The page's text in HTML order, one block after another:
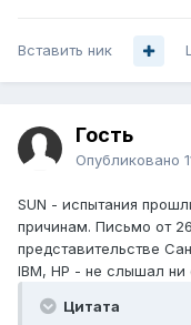
Вставить ник
Гость
Опубликовано
SUN - испытания
причинам. Письмо от
представительстве
IBM, HP - не слышал ни
Цитата